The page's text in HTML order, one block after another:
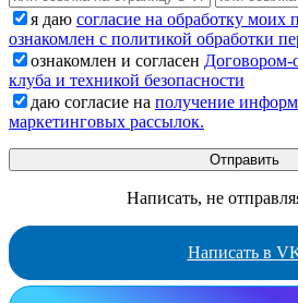
я даю согласие на обработку
ознакомлен с политикой обработки
ознакомлен и согласен Договором-
клуба и техникой безопасности
даю согласие на получение
маркетинговых рассылок.
Написать, не
Написать в